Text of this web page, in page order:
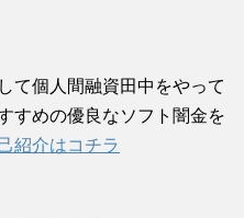
て個人間融資田中をやって
すめの優良なソフト闇金を
紹介はコチラ